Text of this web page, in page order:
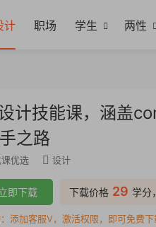
计 职场 学生 两性
计技能课，涵盖
之路
优选 设计
下载价格 29 学分
即下载
添加客服V，激活权限，即可免费